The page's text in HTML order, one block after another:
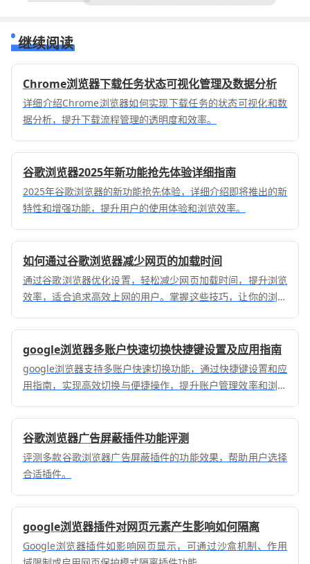
继续阅读
Chrome浏览器下载任务状态可视化管理及数据分析
详细介绍Chrome浏览器如何实现下载任务的状态可视化和数
据分析，提升下载流程管理的透明度和效率。
谷歌浏览器2025年新功能抢先体验详细指南
2025年谷歌浏览器的新功能抢先体验，详细介绍即将推出的新
特性和增强功能，提升用户的使用体验和浏览效率。
如何通过谷歌浏览器减少网页的加载时间
通过谷歌浏览器优化设置，轻松减少网页加载时间，提升浏览
效率，适合追求高效上网的用户。掌握这些技巧，让你的浏览
google浏览器多账户快速切换快捷键设置及应用指南
google浏览器支持多账户快速切换功能，通过快捷键设置和应
用指南，实现高效切换与便捷操作，提升账户管理效率和浏览
谷歌浏览器广告屏蔽插件功能评测
评测多款谷歌浏览器广告屏蔽插件的功能效果，帮助用户选择
合适插件。
google浏览器插件对网页元素产生影响如何隔离
Google浏览器插件如影响网页显示，可通过沙盒机制、作用